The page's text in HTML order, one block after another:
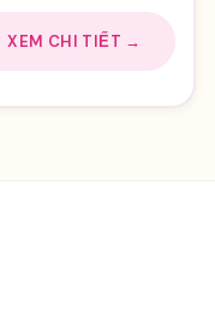
XEM CHI TIẾT →